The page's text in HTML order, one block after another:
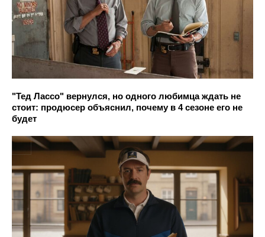
"Тед Лассо" вернулся, но одного любимца ждать не
стоит: продюсер объяснил, почему в 4 сезоне его не
будет